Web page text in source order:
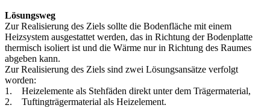
Lösungsweg
Zur Realisierung des Ziels sollte die Bodenfläche mit einem
Heizsystem ausgestattet werden, das in Richtung der Bodenplatte
thermisch isoliert ist und die Wärme nur in Richtung des Raumes
abgeben kann.
Zur Realisierung des Ziels sind zwei Lösungsansätze verfolgt
worden:
1. Heizelemente als Stehfäden direkt unter dem Trägermaterial,
2. Tuftingträgermaterial als Heizelement.